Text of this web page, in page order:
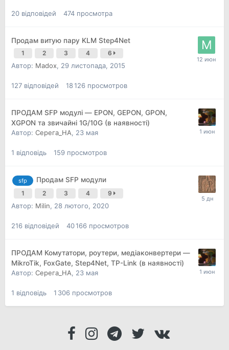
20 відповідей 474 просмотра
Продам витую пару KLM Step4Net
1 2 3 4 6
Автор: Madox, 29 листопада, 2015
127 відповідей 18 126 просмотров
ПРОДАМ SFP модулі — EPON, GEPON, GPON,
XGPON та звичайні 1G/10G (в наявності)
Автор: Серега_НА, 23 мая
1 відповідь 159 просмотров
sfp Продам SFP модули
1 2 3 4 9
Автор: Milin, 28 лютого, 2020
216 відповідей 40 166 просмотров
ПРОДАМ Комутатори, роутери, медіаконвертери —
MikroTik, FoxGate, Step4Net, TP-Link (в наявності)
Автор: Серега_НА, 23 мая
1 відповідь 1 306 просмотров